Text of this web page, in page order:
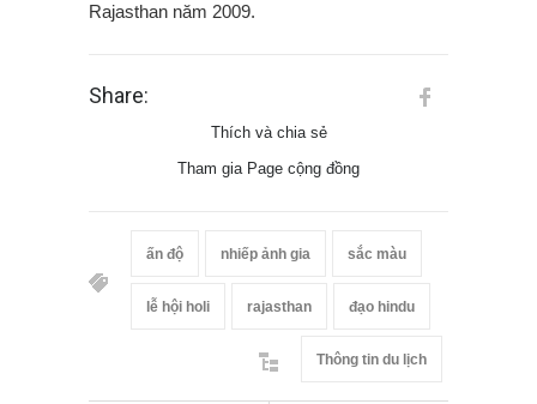
Rajasthan năm 2009.
Share:
Thích và chia sẻ
Tham gia Page cộng đồng
ấn độ nhiếp ảnh gia sắc màu
lễ hội holi rajasthan đạo hindu
Thông tin du lịch